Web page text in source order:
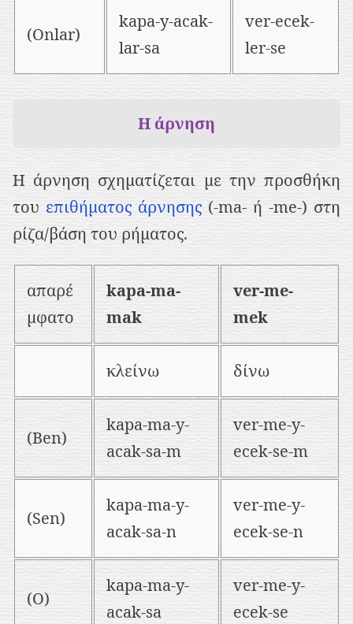
(Onlar)
kapa-y-acak-
lar-sa
ver-ecek-
ler-se
Η άρνηση
Η άρνηση σχηματίζεται με την προσθήκη
του επιθήματος άρνησης (-ma- ή -me-) στη
ρίζα/βάση του ρήματος.
απαρέ
μφατο
kapa-ma-
mak
ver-me-
mek
κλείνω δίνω
(Ben)
kapa-ma-y-
acak-sa-m
ver-me-y-
ecek-se-m
(Sen)
kapa-ma-y-
acak-sa-n
ver-me-y-
ecek-se-n
(O)
kapa-ma-y-
acak-sa
ver-me-y-
ecek-se